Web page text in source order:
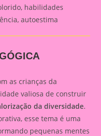
habilidades
autoestima
as crianças da
valiosa de construir
da diversidade.
esse tema é uma
pequenas mentes